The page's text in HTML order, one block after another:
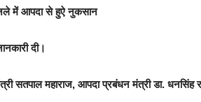
में आपदा से हुऐ नुकसान
दी।
सतपाल महाराज, आपदा प्रबंधन मंत्री डा. धनसिंह